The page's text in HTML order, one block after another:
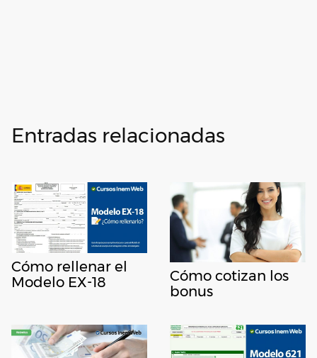
Entradas relacionadas
Cómo rellenar el
Modelo EX-18
Cómo cotizan los
bonus